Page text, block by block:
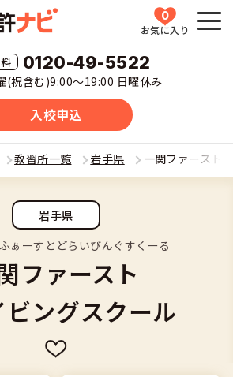
0
お気に入り
0120-49-5522
(祝含む)9:00〜19:00 日曜休み
入校申込
HOME
種類(車種)を選ぶ
種)充実の合宿免許
バイス
役立つ情報
報
するには
ビについて
教習所一覧 岩手県 一関ファースト
岩手県
ぁーすとどらいびんぐすくーる
ファースト
ビングスクール